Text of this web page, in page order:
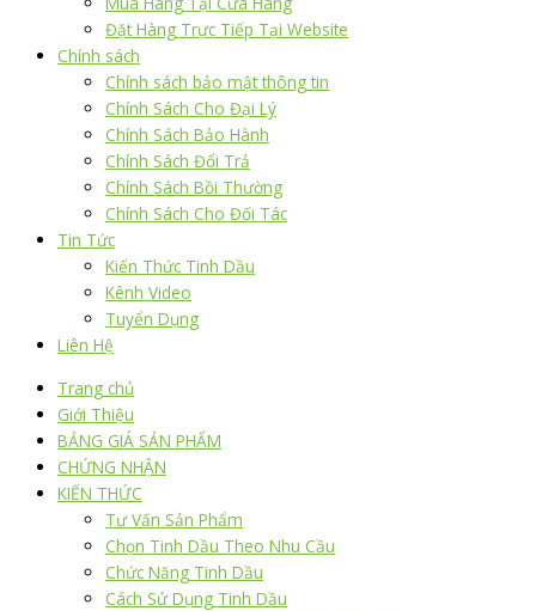
Đặt Hàng Trực Tiếp Tại Website
Chính sách
Chính sách bảo mật thông tin
Chính Sách Cho Đại Lý
Chính Sách Bảo Hành
Chính Sách Đổi Trả
Chính Sách Bồi Thường
Chính Sách Cho Đối Tác
Tin Tức
Kiến Thức Tinh Dầu
Kênh Video
Tuyển Dụng
Liên Hệ
Trang chủ
Giới Thiệu
BẢNG GIÁ SẢN PHẨM
CHỨNG NHẬN
KIẾN THỨC
Tư Vấn Sản Phẩm
Chọn Tinh Dầu Theo Nhu Cầu
Chức Năng Tinh Dầu
Cách Sử Dụng Tinh Dầu